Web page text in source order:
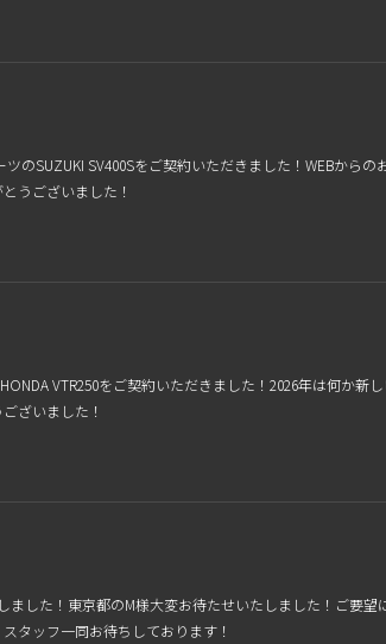
のSUZUKI SV400Sをご契約いただきました！WEBか
うございました！
VTR250をご契約いただきました！2026年は何か
ざいました！
ました！東京都のM様大変お待たせいたしました！ご要
タッフ一同お待ちしております！